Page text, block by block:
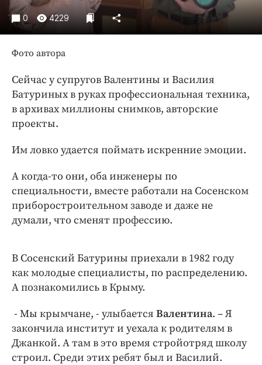
Экономика и бизнес
ПРОЕКТЫ
Блоги
Медиаперсона
Интересное чтиво
Клиника года
Работодатель года
0 4229
Фото автора
Сейчас у супругов Валентины и Василия
Батуриных в руках профессиональная техника,
в архивах миллионы снимков, авторские
проекты.
Им ловко удается поймать искренние эмоции.
А когда-то они, оба инженеры по
специальности, вместе работали на Сосенском
приборостроительном заводе и даже не
думали, что сменят профессию.
В Сосенский Батурины приехали в 1982 году
как молодые специалисты, по распределению.
А познакомились в Крыму.
- Мы крымчане, - улыбается Валентина. – Я
закончила институт и уехала к родителям в
Джанкой. А там в это время стройотряд школу
строил. Среди этих ребят был и Василий.